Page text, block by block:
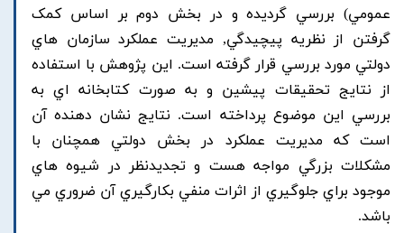
عمومي) بررسي گرديده و در بخش دوم بر اساس کمک
گرفتن از نظريه پيچيدگي, مديريت عملکرد سازمان هاي
دولتي مورد بررسي قرار گرفته است. اين پژوهش با استفاده
از نتايج تحقيقات پيشين و به صورت کتابخانه اي به
بررسي اين موضوع پرداخته است. نتايج نشان دهنده آن
است که مديريت عملکرد در بخش دولتي همچنان با
مشکلات بزرگي مواجه هست و تجديدنظر در شيوه هاي
موجود براي جلوگيري از اثرات منفي بکارگيري آن ضروري مي
باشد.